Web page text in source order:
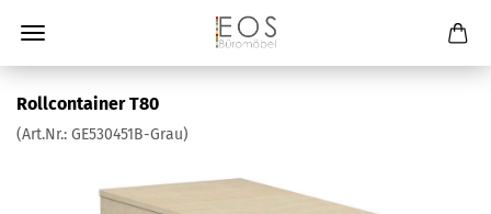
Rollcontainer T80
(Art.Nr.: GE530451B-Grau)